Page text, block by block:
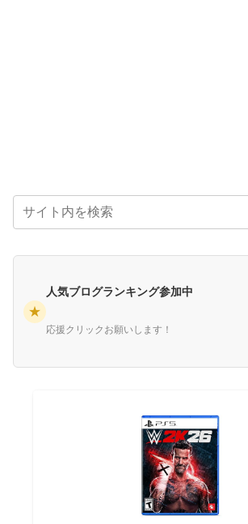
★
人気ブログランキング参加中
応援クリックお願いします！